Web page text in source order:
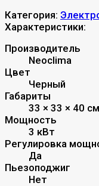
Категория:
Характеристики:
Производитель
Neoclima
Цвет
Черный
Габариты
33 × 33 × 40 см
Мощность
3 кВт
Регулировка
Да
Пьезоподжиг
Нет